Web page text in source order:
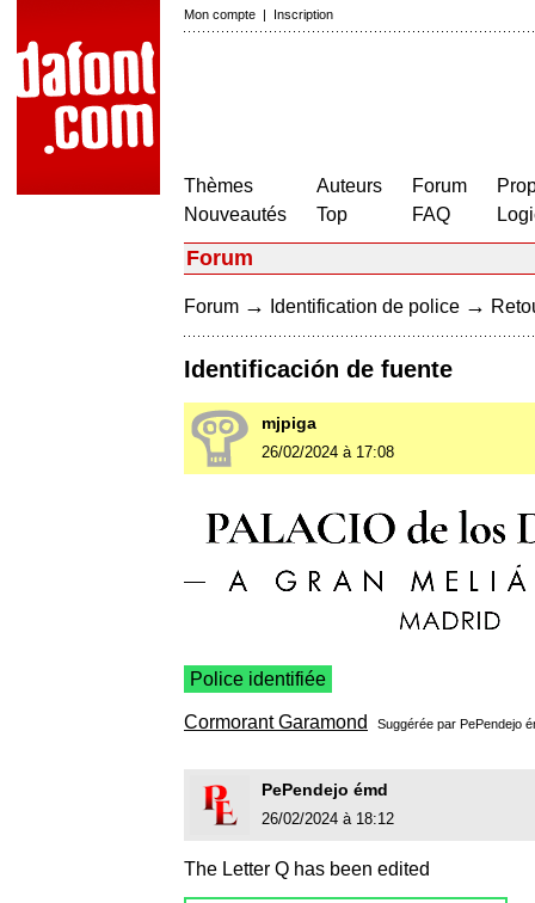
Mon compte | Inscription
Thèmes
Nouveautés
Auteurs
Top
Forum
FAQ
Forum
Forum → Identification de police →
Identificación de fuente
mjpiga
26/02/2024 à 17:08
Police identifiée
Cormorant Garamond Suggérée par PePendejo
PePendejo émd
26/02/2024 à 18:12
The Letter Q has been edited